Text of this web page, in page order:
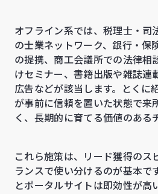
オフライン系では、税理士・司
の士業ネットワーク、銀行・保
の提携、商工会議所での法律相
けセミナー、書籍出版や雑誌連
広告などが該当します。とくに
が事前に信頼を置いた状態で来
く、長期的に育てる価値のある
これら施策は、リード獲得のス
ランスで使い分けるのが基本で
とポータルサイトは即効性が高